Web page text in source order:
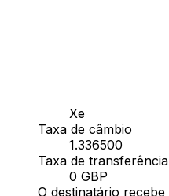
Xe
Taxa de câmbio
1.336500
Taxa de transferência
0 GBP
O destinatário recebe